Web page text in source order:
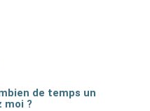
de temps un
moi ?